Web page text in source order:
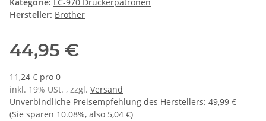
Hersteller: Brother
44,95 €
11,24 € pro 0
inkl. 19% USt. , zzgl. Versand
Unverbindliche Preisempfehlung des Herstellers: 49,99 €
(Sie sparen 10.08%, also 5,04 €)